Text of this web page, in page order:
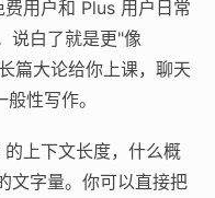
用户和 Plus 用户日常
说白了就是更"像
篇大论给你上课，聊天
性写作。
上下文长度，什么概
文字量。你可以直接把